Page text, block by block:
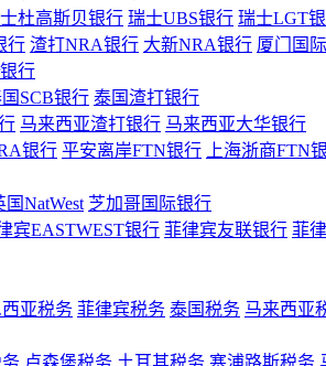
杜高斯贝银行 瑞士UBS银行 瑞士LGT
行 渣打NRA银行 大新NRA银行 厦门国
行
SCB银行 泰国渣打银行
马来西亚渣打银行 马来西亚大华银行
银行 平安离岸FTN银行 上海浙商FTN
国NatWest 芝加哥国际银行
宾EASTWEST银行 菲律宾友联银行 菲
亚税务 菲律宾税务 泰国税务 马来西亚
卢森堡税务 土耳其税务 塞浦路斯税务